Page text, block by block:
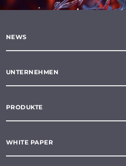
NEWS
UNTERNEHMEN
PRODUKTE
WHITE PAPER